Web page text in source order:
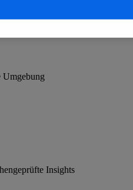
Umgebung
Insights